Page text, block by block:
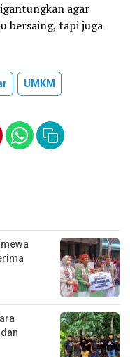
agar
bersaing, tapi juga
UMKM